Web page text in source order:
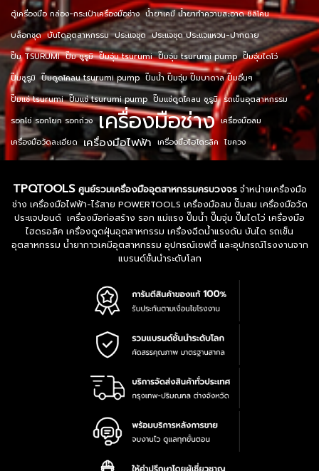
ตู้เครื่องมือ กล่อง-กระเป๋าเครื่องมือช่าง น้ำยาเคมี น้ำยาทำความสะอาด ซิลิโคน
บล็อกชุด บันไดอุตสาหกรรม ประแจชุด ประแจชุด ประแจแหวน-ปากตาย
ปั๊ม TSURUMI ปั๊ม ซูรูมิ ปั๊มจุ่ม tsurumi ปั๊มจุ่ม tsurumi pump ปั๊มจุ่มไดโว่
ปั๊มซูรูมิ ปั๊มดูดโคลน tsurumi pump ปั๊มน้ำ ปั๊มจุ่ม ปั๊มบาดาล ปั๊มอื่นๆ
ปั๊มแช่ tsurumi ปั๊มแช่ tsurumi pump ปั๊มแช่ดูดโคลน ซูรูมิ รถเข็นอุตสาหกรรม
รอกโซ่ รอกโยก รอกถ่วง เครื่องมือช่าง เครื่องมือลม
เครื่องมือวัดละเอียด เครื่องมือไฟฟ้า เครื่องมือไฮโดรลิค ไขควง
TPQTOOLS ศูนย์รวมเครื่องมืออุตสาหกรรมครบวงจรจำหน่ายเครื่องมือ
ช่าง เครื่องมือไฟฟ้า-ไร้สาย POWERTOOLS เครื่องมือลม ปั๊มลม เครื่องมือวัด
ประแจปอนด์ เครื่องมือก่อสร้าง รอก แม่แรง ปั๊มน้ำ ปั๊มจุ่ม ปั๊มไดโว่ เครื่องมือ
ไฮดรอลิค เครื่องดูดฝุ่นอุตสาหกรรม เครื่องฉีดน้ำแรงดัน บันได รถเข็น
อุตสาหกรรม น้ำยากาวเคมีอุตสาหกรรม อุปกรณ์เซฟตี้ และอุปกรณ์โรงงานจาก
แบรนด์ชั้นนำระดับโลก